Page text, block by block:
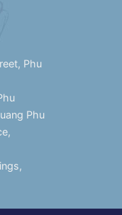
Phu
Phu